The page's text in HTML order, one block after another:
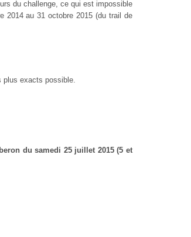
du challenge, ce qui est impossible
2014 au 31 octobre 2015 (du trail de
plus exacts possible.
du samedi 25 juillet 2015 (5 et